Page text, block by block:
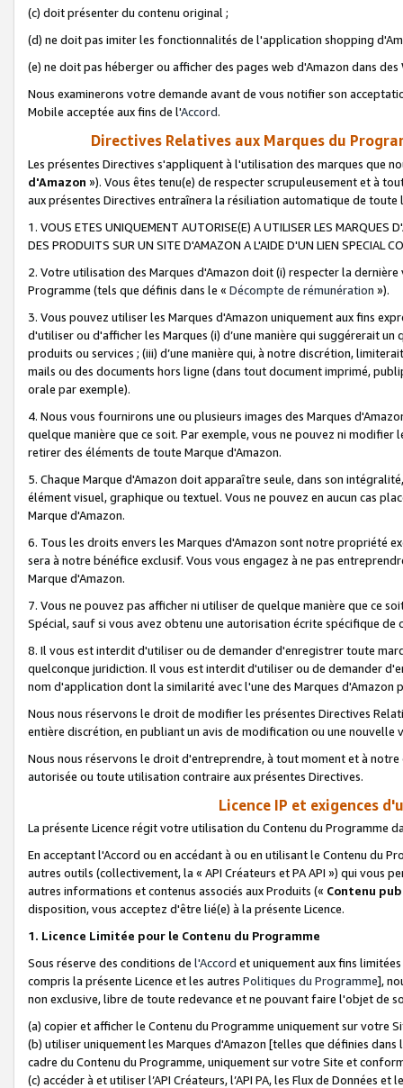
(c) doit présenter du contenu original ;
(d) ne doit pas imiter les fonctionnalités de l'application shopping
(e) ne doit pas héberger ou afficher des pages web d'Amazon dans
Nous examinerons votre demande avant de vous notifier son
Mobile acceptée aux fins de l'Accord.
Directives Relatives aux Marques du
Les présentes Directives s'appliquent à l'utilisation des marques que
d'Amazon »). Vous êtes tenu(e) de respecter scrupuleusement et à
aux présentes Directives entraînera la résiliation automatique de
1. VOUS ETES UNIQUEMENT AUTORISE(E) A UTILISER LES MARQUES
DES PRODUITS SUR UN SITE D'AMAZON A L'AIDE D'UN LIEN SPECIAL
2. Votre utilisation des Marques d'Amazon doit (i) respecter la
Programme (tels que définis dans le « Décompte de rémunération »).
3. Vous pouvez utiliser les Marques d'Amazon uniquement aux fins
d'utiliser ou d'afficher les Marques (i) d’une manière qui suggérerait
produits ou services ; (iii) d’une manière qui, à notre discrétion,
mails ou des documents hors ligne (dans tout document imprimé,
orale par exemple).
4. Nous vous fournirons une ou plusieurs images des Marques
quelque manière que ce soit. Par exemple, vous ne pouvez ni
retirer des éléments de toute Marque d'Amazon.
5. Chaque Marque d'Amazon doit apparaître seule, dans son
élément visuel, graphique ou textuel. Vous ne pouvez en aucun cas
Marque d'Amazon.
6. Tous les droits envers les Marques d'Amazon sont notre propriété
sera à notre bénéfice exclusif. Vous vous engagez à ne pas
Marque d'Amazon.
7. Vous ne pouvez pas afficher ni utiliser de quelque manière que ce
Spécial, sauf si vous avez obtenu une autorisation écrite spécifique de
8. Il vous est interdit d'utiliser ou de demander d'enregistrer toute
quelconque juridiction. Il vous est interdit d'utiliser ou de demander
nom d'application dont la similarité avec l'une des Marques
Nous nous réservons le droit de modifier les présentes Directives
entière discrétion, en publiant un avis de modification ou une nouvelle
Nous nous réservons le droit d'entreprendre, à tout moment et à
autorisée ou toute utilisation contraire aux présentes Directives.
Licence IP et exigences
La présente Licence régit votre utilisation du Contenu du Programme
En acceptant l'Accord ou en accédant à ou en utilisant le Contenu du
autres outils (collectivement, la « API Créateurs et PA API ») qui vous
autres informations et contenus associés aux Produits (« Contenu
disposition, vous acceptez d'être lié(e) à la présente Licence.
1. Licence Limitée pour le Contenu du Programme
Sous réserve des conditions de l'Accord et uniquement aux fins
compris la présente Licence et les autres Politiques du Programme],
non exclusive, libre de toute redevance et ne pouvant faire l'objet de
(a) copier et afficher le Contenu du Programme uniquement sur votre
(b) utiliser uniquement les Marques d'Amazon [telles que définies dans
cadre du Contenu du Programme, uniquement sur votre Site et
(c) accéder à et utiliser l’API Créateurs, l’API PA, les Flux de Données